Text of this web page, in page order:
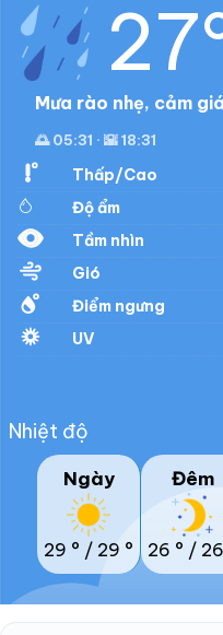
Mưa rào nhẹ, cảm
🌅 05:31 · 🌇 18:31
Thấp/Cao
Độ ẩm
Tầm nhìn
Gió
Điểm ngưng
UV
Nhiệt độ
Ngày
29 ° / 29 °
Đêm
26 ° /